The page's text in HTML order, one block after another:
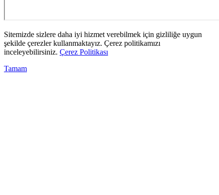
Sitemizde sizlere daha iyi hizmet verebilmek için gizliliğe uygun
şekilde çerezler kullanmaktayız. Çerez politikamızı
inceleyebilirsiniz. Çerez Politikası
Tamam